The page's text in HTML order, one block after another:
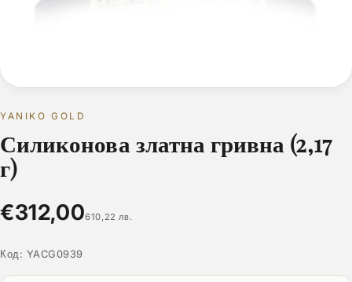
YANIKO GOLD
Силиконова златна гривна (2,17
г)
€312,00610,22 лв.
Код: YACG0939